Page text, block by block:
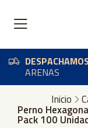
ARENAS
Inicio
Perno
Pack 100